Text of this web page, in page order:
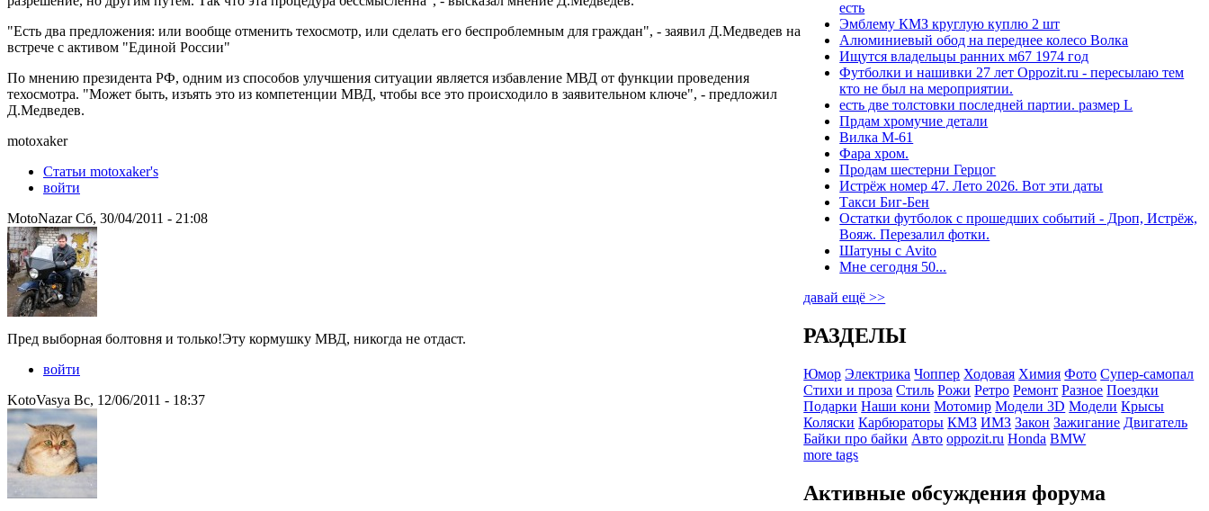
"Есть два предложения: или вообще отменить техосмотр, или сделать его беспроблемным для граждан", - заявил Д.Медведев на
встрече с активом "Единой России"
По мнению президента РФ, одним из способов улучшения ситуации является избавление МВД от функции проведения
техосмотра. "Может быть, изъять это из компетенции МВД, чтобы все это происходило в заявительном ключе", - предложил
Д.Медведев.
motoxaker
Статьи motoxaker's
войти
MotoNazar Сб, 30/04/2011 - 21:08
Пред выборная болтовня и только!Эту кормушку МВД, никогда не отдаст.
войти
KotoVasya Вс, 12/06/2011 - 18:37
есть
Эмблему КМЗ круглую куплю 2 шт
Алюминиевый обод на переднее колесо Волка
Ищутся владельцы ранних м67 1974 год
Футболки и нашивки 27 лет Oppozit.ru - пересылаю тем
кто не был на мероприятии.
есть две толстовки последней партии. размер L
Прдам хромучие детали
Вилка М-61
Фара хром.
Продам шестерни Герцог
Истрёж номер 47. Лето 2026. Вот эти даты
Такси Биг-Бен
Остатки футболок с прошедших событий - Дроп, Истрёж,
Вояж. Перезалил фотки.
Шатуны с Avito
Мне сегодня 50...
давай ещё >>
РАЗДЕЛЫ
Юмор Электрика Чоппер Ходовая Химия Фото Супер-самопал
Стихи и проза Стиль Рожи Ретро Ремонт Разное Поездки
Подарки Наши кони Мотомир Модели 3D Модели Крысы
Коляски Карбюраторы КМЗ ИМЗ Закон Зажигание Двигатель
Байки про байки Авто oppozit.ru Honda BMW
more tags
Активные обсуждения форума